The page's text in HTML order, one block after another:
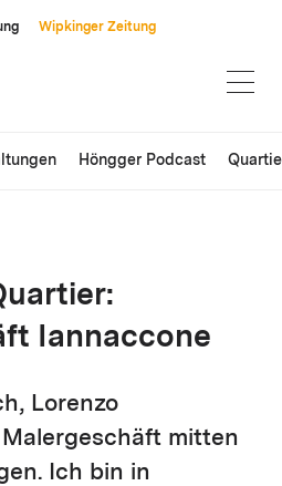
Wipkinger Zeitung
Höngger Podcast
Iannaccone
Lorenzo
Malergeschäft mitten
Ich bin in